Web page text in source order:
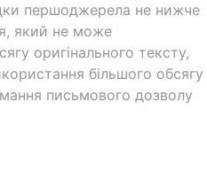
першоджерела не нижче
який не може
оригінального тексту,
більшого обсягу
письмового дозволу